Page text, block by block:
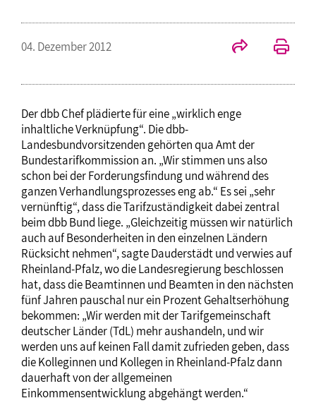
04. Dezember 2012
Der dbb Chef plädierte für eine „wirklich enge
inhaltliche Verknüpfung“. Die dbb-
Landesbundvorsitzenden gehörten qua Amt der
Bundestarifkommission an. „Wir stimmen uns also
schon bei der Forderungsfindung und während des
ganzen Verhandlungsprozesses eng ab.“ Es sei „sehr
vernünftig“, dass die Tarifzuständigkeit dabei zentral
beim dbb Bund liege. „Gleichzeitig müssen wir natürlich
auch auf Besonderheiten in den einzelnen Ländern
Rücksicht nehmen“, sagte Dauderstädt und verwies auf
Rheinland-Pfalz, wo die Landesregierung beschlossen
hat, dass die Beamtinnen und Beamten in den nächsten
fünf Jahren pauschal nur ein Prozent Gehaltserhöhung
bekommen: „Wir werden mit der Tarifgemeinschaft
deutscher Länder (TdL) mehr aushandeln, und wir
werden uns auf keinen Fall damit zufrieden geben, dass
die Kolleginnen und Kollegen in Rheinland-Pfalz dann
dauerhaft von der allgemeinen
Einkommensentwicklung abgehängt werden.“